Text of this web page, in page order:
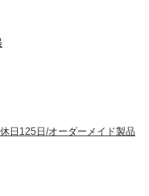
日125日/オーダーメイド製品